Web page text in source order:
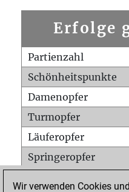
Erfolge
Partienzahl
Schönheitspunkte
Damenopfer
Turmopfer
Läuferopfer
Springeropfer
Wir verwenden Cookies